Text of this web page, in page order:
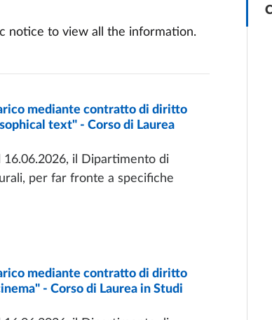
notice to view all the information.
mediante contratto di diritto
text" - Corso di Laurea
il Dipartimento di
per far fronte a specifiche
mediante contratto di diritto
- Corso di Laurea in Studi